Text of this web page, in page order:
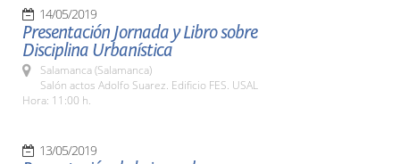
14/05/2019
Presentación Jornada y Libro sobre
Disciplina Urbanística
Salamanca (Salamanca)
Salón actos Adolfo Suarez. Edificio FES. USAL
Hora: 11:00 h.
13/05/2019